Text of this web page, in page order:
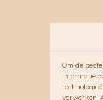
Om de
informatie
verwerken.